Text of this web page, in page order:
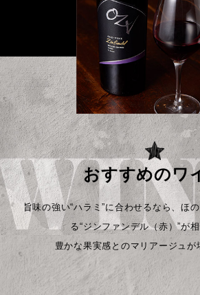
おすすめのワ
旨味の強い“ハラミ”に合わせるなら、ほ
る“ジンファンデル（赤）”が相
豊かな果実感とのマリアージュが